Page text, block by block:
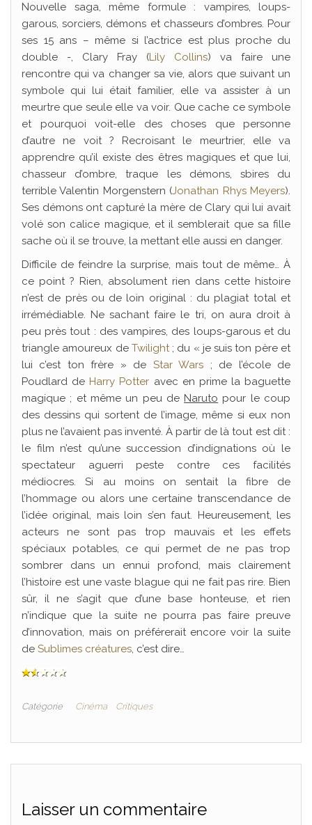
Nouvelle saga, même formule : vampires, loups-
garous, sorciers, démons et chasseurs d’ombres. Pour
ses 15 ans – même si l’actrice est plus proche du
double -, Clary Fray (Lily Collins) va faire une
rencontre qui va changer sa vie, alors que suivant un
symbole qui lui était familier, elle va assister à un
meurtre que seule elle va voir. Que cache ce symbole
et pourquoi voit-elle des choses que personne
d’autre ne voit ? Recroisant le meurtrier, elle va
apprendre qu’il existe des êtres magiques et que lui,
chasseur d’ombre, traque les démons, sbires du
terrible Valentin Morgenstern (Jonathan Rhys Meyers).
Ses démons ont capturé la mère de Clary qui lui avait
volé son calice magique, et il semblerait que sa fille
sache où il se trouve, la mettant elle aussi en danger.
Difficile de feindre la surprise, mais tout de même… À
ce point ? Rien, absolument rien dans cette histoire
n’est de près ou de loin original : du plagiat total et
irrémédiable. Ne sachant faire le tri, on aura droit à
peu près tout : des vampires, des loups-garous et du
triangle amoureux de Twilight; du « je suis ton père et
lui c’est ton frère » de Star Wars ; de l’école de
Poudlard de Harry Potter avec en prime la baguette
magique ; et même un peu de Naruto pour le coup
des dessins qui sortent de l’image, même si eux non
plus ne l’avaient pas inventé. À partir de là tout est dit :
le film n’est qu’une succession d’indignations où le
spectateur aguerri peste contre ces facilités
médiocres. Si au moins on sentait la fibre de
l’hommage ou alors une certaine transcendance de
l’idée original, mais loin s’en faut. Heureusement, les
acteurs ne sont pas trop mauvais et les effets
spéciaux potables, ce qui permet de ne pas trop
sombrer dans un ennui profond, mais clairement
l’histoire est une vaste blague qui ne fait pas rire. Bien
sûr, il ne s’agit que d’une base honteuse, et rien
n’indique que la suite ne pourra pas faire preuve
d’innovation, mais on préférerait encore voir la suite
de Sublimes créatures, c’est dire…
Catégorie Cinéma Critiques
Laisser un commentaire